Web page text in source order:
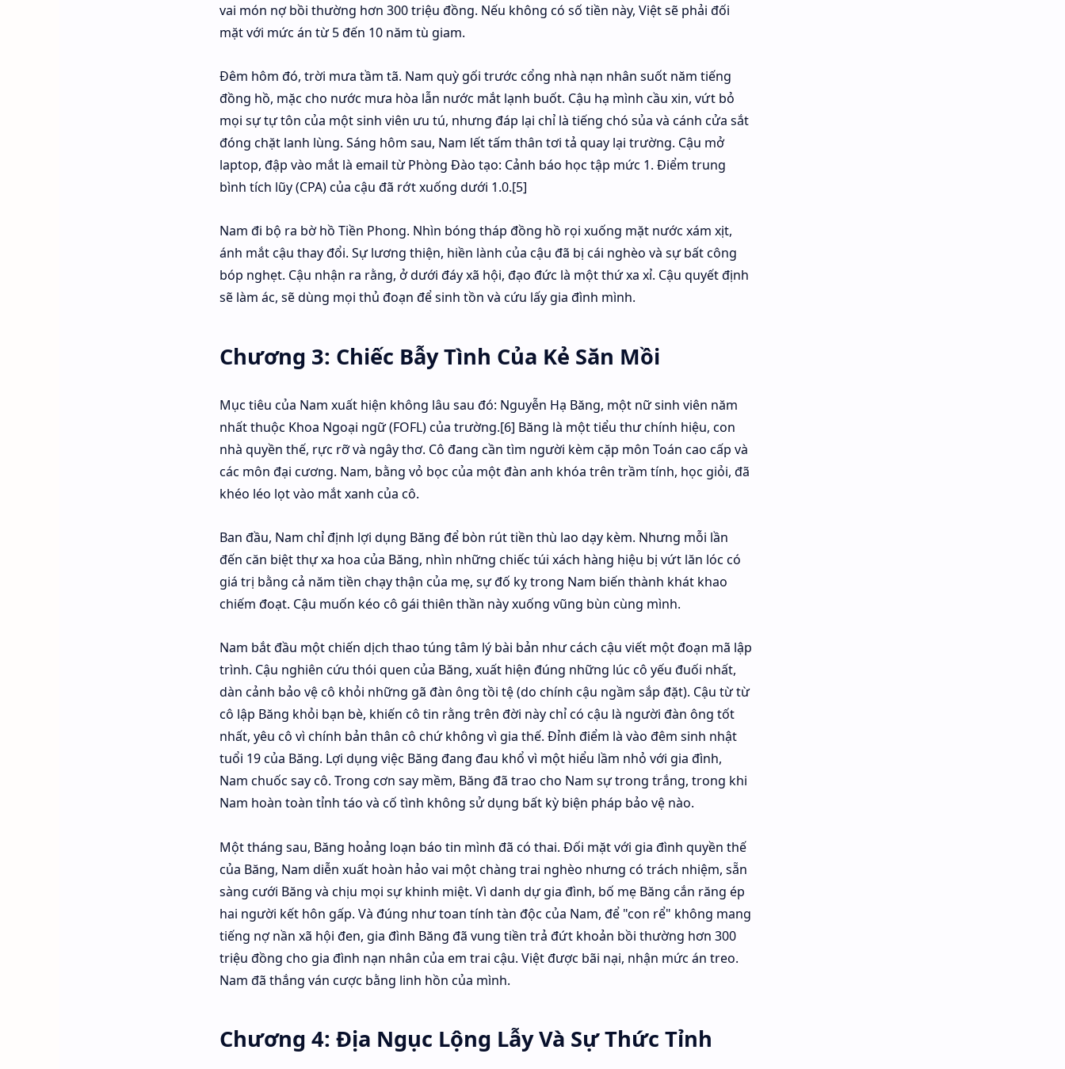
vai món nợ bồi thường hơn 300 triệu đồng. Nếu không có số tiền này, Việt sẽ phải đối
mặt với mức án từ 5 đến 10 năm tù giam.
Đêm hôm đó, trời mưa tầm tã. Nam quỳ gối trước cổng nhà nạn nhân suốt năm tiếng
đồng hồ, mặc cho nước mưa hòa lẫn nước mắt lạnh buốt. Cậu hạ mình cầu xin, vứt bỏ
mọi sự tự tôn của một sinh viên ưu tú, nhưng đáp lại chỉ là tiếng chó sủa và cánh cửa sắt
đóng chặt lanh lùng. Sáng hôm sau, Nam lết tấm thân tơi tả quay lại trường. Cậu mở
laptop, đập vào mắt là email từ Phòng Đào tạo: Cảnh báo học tập mức 1. Điểm trung
bình tích lũy (CPA) của cậu đã rớt xuống dưới 1.0.[5]
Nam đi bộ ra bờ hồ Tiền Phong. Nhìn bóng tháp đồng hồ rọi xuống mặt nước xám xịt,
ánh mắt cậu thay đổi. Sự lương thiện, hiền lành của cậu đã bị cái nghèo và sự bất công
bóp nghẹt. Cậu nhận ra rằng, ở dưới đáy xã hội, đạo đức là một thứ xa xỉ. Cậu quyết định
sẽ làm ác, sẽ dùng mọi thủ đoạn để sinh tồn và cứu lấy gia đình mình.
Chương 3: Chiếc Bẫy Tình Của Kẻ Săn Mồi
Mục tiêu của Nam xuất hiện không lâu sau đó: Nguyễn Hạ Băng, một nữ sinh viên năm
nhất thuộc Khoa Ngoại ngữ (FOFL) của trường.[6] Băng là một tiểu thư chính hiệu, con
nhà quyền thế, rực rỡ và ngây thơ. Cô đang cần tìm người kèm cặp môn Toán cao cấp và
các môn đại cương. Nam, bằng vỏ bọc của một đàn anh khóa trên trầm tính, học giỏi, đã
khéo léo lọt vào mắt xanh của cô.
Ban đầu, Nam chỉ định lợi dụng Băng để bòn rút tiền thù lao dạy kèm. Nhưng mỗi lần
đến căn biệt thự xa hoa của Băng, nhìn những chiếc túi xách hàng hiệu bị vứt lăn lóc có
giá trị bằng cả năm tiền chạy thận của mẹ, sự đố kỵ trong Nam biến thành khát khao
chiếm đoạt. Cậu muốn kéo cô gái thiên thần này xuống vũng bùn cùng mình.
Nam bắt đầu một chiến dịch thao túng tâm lý bài bản như cách cậu viết một đoạn mã lập
trình. Cậu nghiên cứu thói quen của Băng, xuất hiện đúng những lúc cô yếu đuối nhất,
dàn cảnh bảo vệ cô khỏi những gã đàn ông tồi tệ (do chính cậu ngầm sắp đặt). Cậu từ từ
cô lập Băng khỏi bạn bè, khiến cô tin rằng trên đời này chỉ có cậu là người đàn ông tốt
nhất, yêu cô vì chính bản thân cô chứ không vì gia thế. Đỉnh điểm là vào đêm sinh nhật
tuổi 19 của Băng. Lợi dụng việc Băng đang đau khổ vì một hiểu lầm nhỏ với gia đình,
Nam chuốc say cô. Trong cơn say mềm, Băng đã trao cho Nam sự trong trắng, trong khi
Nam hoàn toàn tỉnh táo và cố tình không sử dụng bất kỳ biện pháp bảo vệ nào.
Một tháng sau, Băng hoảng loạn báo tin mình đã có thai. Đối mặt với gia đình quyền thế
của Băng, Nam diễn xuất hoàn hảo vai một chàng trai nghèo nhưng có trách nhiệm, sẵn
sàng cưới Băng và chịu mọi sự khinh miệt. Vì danh dự gia đình, bố mẹ Băng cắn răng ép
hai người kết hôn gấp. Và đúng như toan tính tàn độc của Nam, để "con rể" không mang
tiếng nợ nần xã hội đen, gia đình Băng đã vung tiền trả đứt khoản bồi thường hơn 300
triệu đồng cho gia đình nạn nhân của em trai cậu. Việt được bãi nại, nhận mức án treo.
Nam đã thắng ván cược bằng linh hồn của mình.
Chương 4: Địa Ngục Lộng Lẫy Và Sự Thức Tỉnh